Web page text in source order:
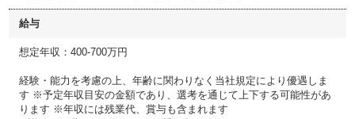
給与
想定年収：400-700万円
経験・能力を考慮の上、年齢に関わりなく当社規定により優遇しま
す ※予定年収目安の金額であり、選考を通じて上下する可能性があ
ります ※年収には残業代、賞与も含まれます